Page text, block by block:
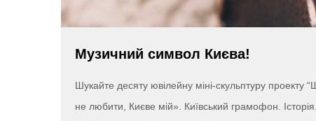
Музичний символ Києва!
Шукайте десяту ювілейну міні-скульптуру проекту
не любити, Києве мій». Київський грамофон.